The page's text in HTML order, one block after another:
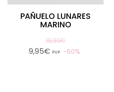
PAÑUELO LUNARES
MARINO
19,90€
9,95€ PVP 50%